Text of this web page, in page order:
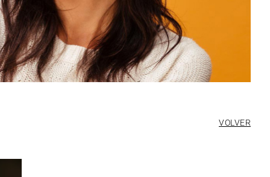
VOLVER